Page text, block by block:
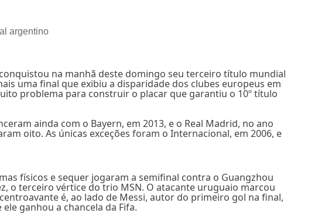
argentino
na manhã deste domingo seu terceiro título mundial
uma final que exibiu a disparidade dos clubes europeus em
problema para construir o placar que garantiu o 10º título
ainda com o Bayern, em 2013, e o Real Madrid, no ano
oito. As únicas exceções foram o Internacional, em 2006, e
físicos e sequer jogaram a semifinal contra o Guangzhou
o terceiro vértice do trio MSN. O atacante uruguaio marcou
é, ao lado de Messi, autor do primeiro gol na final,
ganhou a chancela da Fifa.